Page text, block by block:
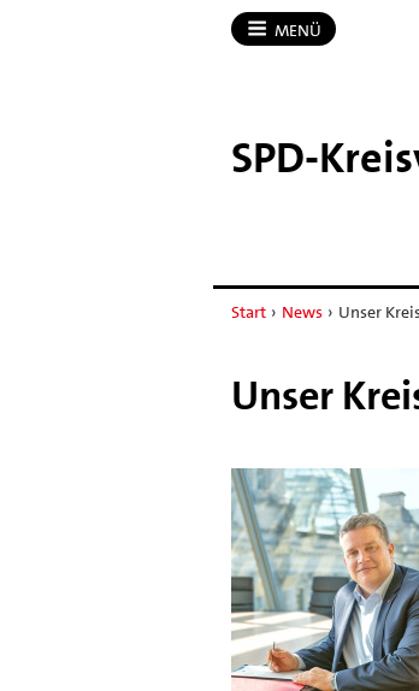
MENÜ
SPD-​
Start › News › Unser
Unser